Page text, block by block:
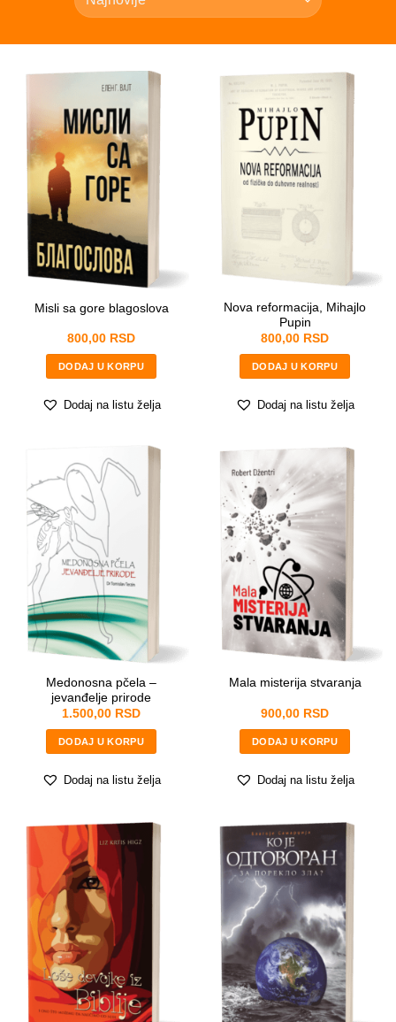
Misli sa gore blagoslova
800,00 RSD
DODAJ U KORPU
Dodaj na listu želja
Nova reformacija, Mihajlo
Pupin
800,00 RSD
DODAJ U KORPU
Dodaj na listu želja
Medonosna pčela –
jevanđelje prirode
1.500,00 RSD
DODAJ U KORPU
Dodaj na listu želja
Mala misterija stvaranja
900,00 RSD
DODAJ U KORPU
Dodaj na listu želja